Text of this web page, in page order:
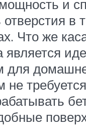
и
отверстия в
Что же
является
для
не